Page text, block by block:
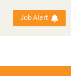
Job Alert